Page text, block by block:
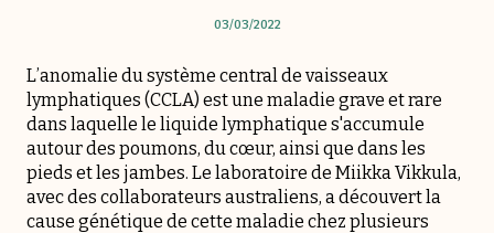
03/03/2022
L’anomalie du système central de vaisseaux
lymphatiques (CCLA) est une maladie grave et rare
dans laquelle le liquide lymphatique s'accumule
autour des poumons, du cœur, ainsi que dans les
pieds et les jambes. Le laboratoire de Miikka Vikkula,
avec des collaborateurs australiens, a découvert la
cause génétique de cette maladie chez plusieurs